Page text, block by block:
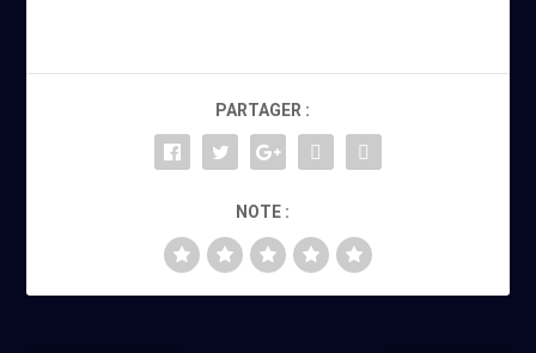
PARTAGER :
NOTE :